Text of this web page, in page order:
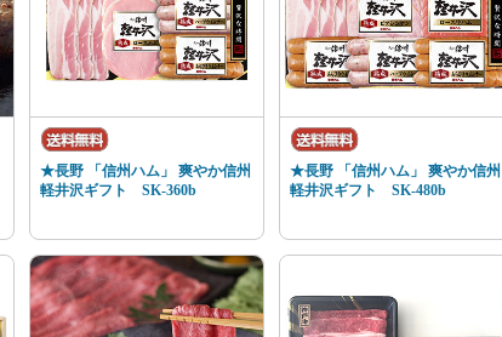
★長野 「信州ハム」 爽やか信州
軽井沢ギフト SK-360b
★長野 「信州ハム」 爽やか信州
軽井沢ギフト SK-480b